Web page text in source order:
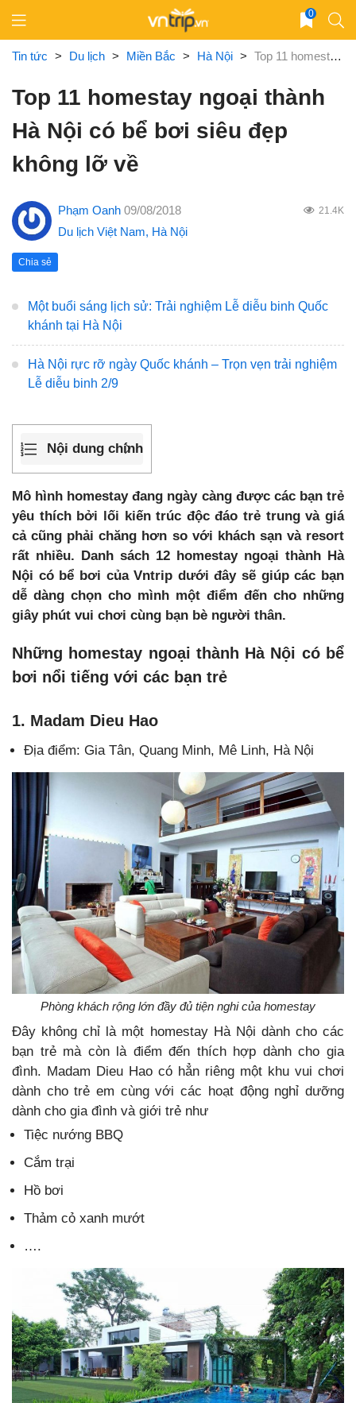
content
0
Tin tức > Du lịch > Miền Bắc > Hà Nội > Top 11 homestay ngoại thành Hà Nội có bể bơi siêu đẹp không lỡ về
Top 11 homestay ngoại thành
Hà Nội có bể bơi siêu đẹp
không lỡ về
Phạm Oanh 09/08/2018 21.4K
Du lịch Việt Nam, Hà Nội
Chia sẻ
Một buổi sáng lịch sử: Trải nghiệm Lễ diễu binh Quốc
khánh tại Hà Nội
Hà Nội rực rỡ ngày Quốc khánh – Trọn vẹn trải nghiệm
Lễ diễu binh 2/9
Nội dung chính
Mô hình homestay đang ngày càng được các bạn trẻ
yêu thích bởi lối kiến trúc độc đáo trẻ trung và giá
cả cũng phải chăng hơn so với khách sạn và resort
rất nhiều. Danh sách 12 homestay ngoại thành Hà
Nội có bể bơi của Vntrip dưới đây sẽ giúp các bạn
dễ dàng chọn cho mình một điểm đến cho những
giây phút vui chơi cùng bạn bè người thân.
Những homestay ngoại thành Hà Nội có bể
bơi nổi tiếng với các bạn trẻ
1. Madam Dieu Hao
Địa điểm: Gia Tân, Quang Minh, Mê Linh, Hà Nội
Phòng khách rộng lớn đầy đủ tiện nghi của homestay
Đây không chỉ là một homestay Hà Nội dành cho các
bạn trẻ mà còn là điểm đến thích hợp dành cho gia
đình. Madam Dieu Hao có hẳn riêng một khu vui chơi
dành cho trẻ em cùng với các hoạt động nghỉ dưỡng
dành cho gia đình và giới trẻ như
Tiệc nướng BBQ
Cắm trại
Hồ bơi
Thảm cỏ xanh mướt
….